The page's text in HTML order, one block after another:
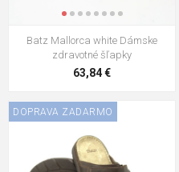
Batz Mallorca white Dámske
zdravotné šľapky
63,84 €
DOPRAVA ZADARMO